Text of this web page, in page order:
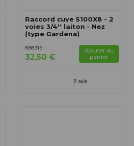
Raccord cuve S100X8 - 2
voies 3/4'' laiton - Nez
(type Gardena)
888319
32,50 €
Ajouter au
panier